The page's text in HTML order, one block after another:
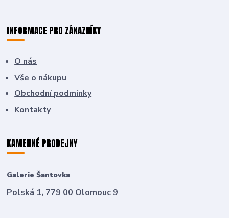
INFORMACE PRO ZÁKAZNÍKY
O nás
Vše o nákupu
Obchodní podmínky
Kontakty
KAMENNÉ PRODEJNY
Galerie Šantovka
Polská 1, 779 00 Olomouc 9